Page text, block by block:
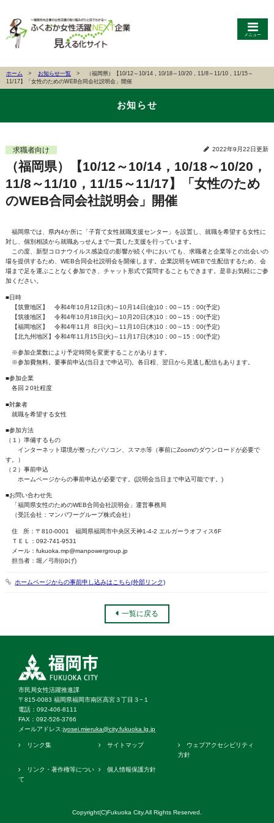
メニュー
ホーム お知らせ一覧
（福岡県）【10/12～10/14，10/18～10/20，11/8～11/10，11/15～
11/17】「女性のためのWEB合同会社説明会」開催
お知らせ
求職者向け 2022年9月22日更新
（福岡県）【10/12～10/14，10/18～10/20，
11/8～11/10，11/15～11/17】「女性のため
のWEB合同会社説明会」開催
福岡県では、県内4か所に「子育て女性就職支援センター」を設置し、就職を希望する女性に
対し、個別相談から就職あっせんまで一貫した支援を行っています。
この度、新型コロナウイルス感染症の影響が続く中においても、求職者と企業等との出会いの
場を提供するため、WEB合同会社説明会を開催します。企業説明をWEBで生配信するため、会
場まで足を運ぶことなく参加でき、チャット形式で質問することもできます。是非お気軽にご参
加ください。
■日時
【筑豊地区】 令和4年10月12日(水)～10月14日(金)10：00～15：00(予定)
【筑後地区】 令和4年10月18日(火)～10月20日(木)10：00～15：00(予定)
【福岡地区】 令和4年11月 8日(火)～11月10日(木)10：00～15：00(予定)
【北九州地区】令和4年11月15日(火)～11月17日(木)10：00～15：00(予定)
※参加企業数により予定時間を変更することがあります。
※参加費無料。要事前申込(当日まで申込可)。各日程、翌日から見逃し配信もあります。
■参加企業
各回２0社程度
■対象者
就職を希望する女性
■参加方法
（１）準備するもの
インターネット環境が整ったパソコン、スマホ等（事前にZoomのダウンロードが必要で
す。）
（２）事前申込
ホームページからの事前申込が必要です。(説明会当日まで申込可能です。)
■お問い合わせ先
「福岡県女性のためのWEB合同会社説明会」運営事務局
（受託会社：マンパワーグループ株式会社）
住 所：〒810-0001 福岡県福岡市中央区天神1-4-2 エルガーラオフィス6F
ＴＥＬ：092-741-9531
メール：fukuoka.mp@manpowergroup.jp
担当者：堀／弓削(ゆげ)
ホームページからの事前申し込みはこちら(外部リンク)
一覧に戻る
市民局女性活躍推進課
〒815-0083 福岡県福岡市南区高宮３丁目３−１
電話：092‐406‐8111
FAX：092‐526‐3766
メールアドレス:jyosei.mieruka@city.fukuoka.lg.jp
リンク集 サイトマップ
ウェブアクセシビリティ
方針
リンク・著作権等につい
て
個人情報保護方針
Copyright(C)Fukuoka City.All Rights Reserved.